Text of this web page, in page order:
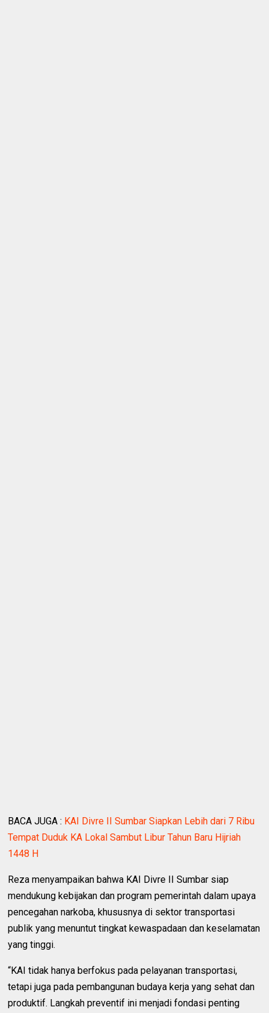
BACA JUGA : KAI Divre II Sumbar Siapkan Lebih dari 7 Ribu
Tempat Duduk KA Lokal Sambut Libur Tahun Baru Hijriah
1448 H
Reza menyampaikan bahwa KAI Divre II Sumbar siap
mendukung kebijakan dan program pemerintah dalam upaya
pencegahan narkoba, khususnya di sektor transportasi
publik yang menuntut tingkat kewaspadaan dan keselamatan
yang tinggi.
“KAI tidak hanya berfokus pada pelayanan transportasi,
tetapi juga pada pembangunan budaya kerja yang sehat dan
produktif. Langkah preventif ini menjadi fondasi penting